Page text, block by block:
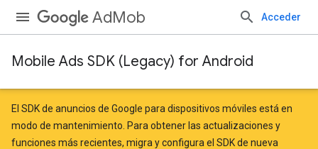
AdMob Acceder
Mobile Ads SDK (Legacy) for Android
El SDK de anuncios de Google para dispositivos móviles está en
modo de mantenimiento. Para obtener las actualizaciones y
funciones más recientes, migra yconfigura el SDK de nueva